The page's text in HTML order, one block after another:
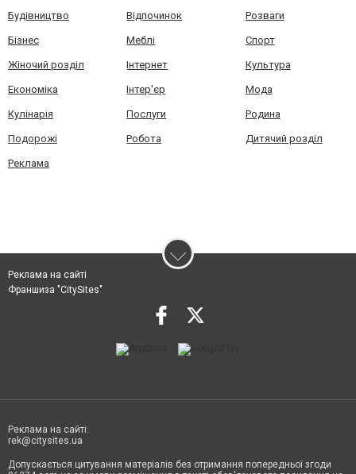
Будівництво Відпочинок Розваги
Бізнес Меблі Спорт
Жіночий розділ Інтернет Культура
Економіка Інтер'єр Мода
Кулінарія Послуги Родина
Подорожі Робота Дитячий розділ
Реклама
Реклама на сайті
Франшиза "CitySites"
Реклама на сайті:
rek@citysites.ua
Допускається цитування матеріалів без отримання попередньої згоди